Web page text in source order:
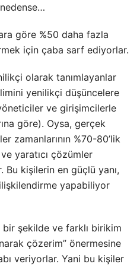
göre %50 daha fazla
için çaba sarf ediyorlar.
olarak tanımlayanlar
yenilikçi düşüncelere
ve girişimcilerle
göre). Oysa, gerçek
zamanlarının %70-80’lik
yaratıcı çözümler
Bu kişilerin en güçlü yanı,
yapabiliyor
bir şekilde ve farklı birikim
çözerim” önermesine
veriyorlar. Yani bu kişiler